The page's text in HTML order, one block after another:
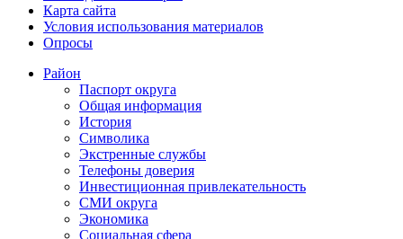
Карта сайта
Условия использования материалов
Опросы
Район
Паспорт округа
Общая информация
История
Символика
Экстренные службы
Телефоны доверия
Инвестиционная привлекательность
СМИ округа
Экономика
Социальная сфера